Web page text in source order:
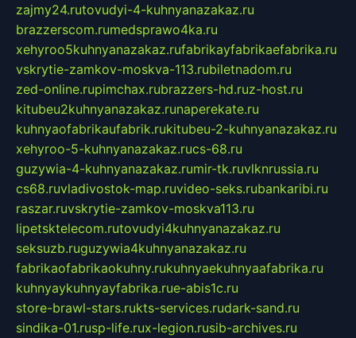
zajmy24.rutovudyi-4-kuhnyanazakaz.ru
brazzerscom.rumedsprawo4ka.ru
xehyroo5kuhnyanazakaz.rufabrikayfabrikaefabrika.ru
vskrytie-zamkov-moskva-113.rubiletnadom.ru
zed-online.rupimchax.rubrazzers-hd.ruz-host.ru
kitubeu2kuhnyanazakaz.runaperekate.ru
kuhnyaofabrikaufabrik.rukitubeu-2-kuhnyanazakaz.ru
xehyroo-5-kuhnyanazakaz.rucs-68.ru
guzywia-4-kuhnyanazakaz.rumir-tk.ruvlknrussia.ru
cs68.ruvladivostok-map.ruvideo-seks.rubankaribi.ru
raszar.ruvskrytie-zamkov-moskva113.ru
lipetsktelecom.rutovudyi4kuhnyanazakaz.ru
seksuzb.ruguzywia4kuhnyanazakaz.ru
fabrikaofabrikaokuhny.rukuhnyaekuhnyaafabrika.ru
kuhnyaykuhnyayfabrika.rue-abis1c.ru
store-brawl-stars.rukts-services.rudark-sand.ru
sindika-01.rusp-life.rux-legion.rusib-archives.ru